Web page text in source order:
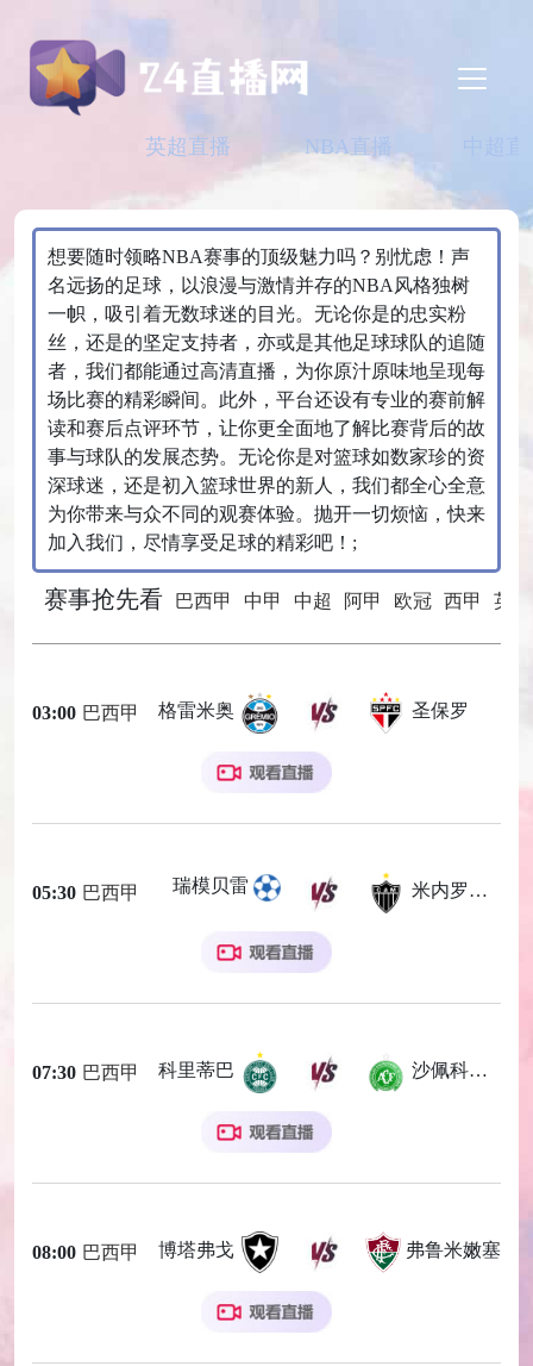
英超直播 NBA直播
想要随时领略NBA赛事的顶级魅力吗？别忧虑！声
名远扬的足球，以浪漫与激情并存的NBA风格独树
一帜，吸引着无数球迷的目光。无论你是的忠实粉
丝，还是的坚定支持者，亦或是其他足球球队的追随
者，我们都能通过高清直播，为你原汁原味地呈现每
场比赛的精彩瞬间。此外，平台还设有专业的赛前解
读和赛后点评环节，让你更全面地了解比赛背后的故
事与球队的发展态势。无论你是对篮球如数家珍的资
深球迷，还是初入篮球世界的新人，我们都全心全意
为你带来与众不同的观赛体验。抛开一切烦恼，快来
加入我们，尽情享受足球的精彩吧！;
赛事抢先看 巴西甲 中甲 中超 阿甲 欧冠 西甲 英超
03:00 巴西甲 格雷米奥 圣保罗
05:30 巴西甲 瑞模贝雷 米内罗竞技
07:30 巴西甲 科里蒂巴 沙佩科恩斯
08:00 巴西甲 博塔弗戈 弗鲁米嫩塞